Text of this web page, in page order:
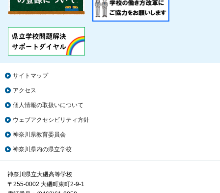
サイトマップ
アクセス
個人情報の取扱いについて
ウェブアクセシビリティ方針
神奈川県教育委員会
神奈川県内の県立学校
神奈川県立大磯高等学校
〒255-0002 大磯町東町2-9-1